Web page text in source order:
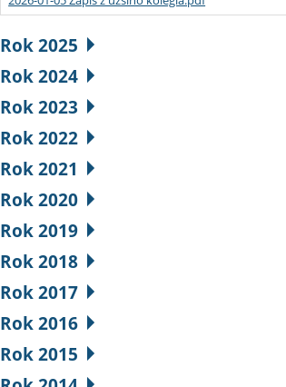
Rok 2025
Rok 2024
Rok 2023
Rok 2022
Rok 2021
Rok 2020
Rok 2019
Rok 2018
Rok 2017
Rok 2016
Rok 2015